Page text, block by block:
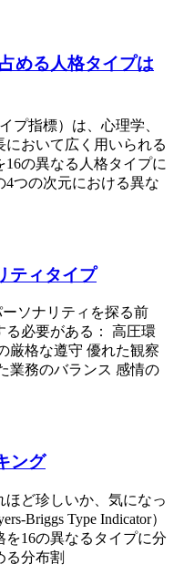
める人格タイプは
プ指標）は、心理学、
おいて広く用いられる
の異なる人格タイプに
つの次元における異な
ティタイプ
ソナリティを探る前
る必要がある： 高圧環
厳格な遵守 優れた観察
業務のバランス 感情の
ング
ど珍しいか、気になっ
Briggs Type Indicator）
16の異なるタイプに分
る分布割